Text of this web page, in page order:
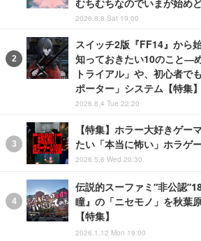
むちむちなのでいまが始め
2026.8.8 Sat 19:00
スイッチ2版『FF14』から
知っておきたい10のこと―
トライアル」や、初心者で
ポーター」システム【特集】
2026.8.4 Tue 22:20
【特集】ホラー大好きゲー
たい「本当に怖い」ホラゲ
2026.5.6 Wed 20:30
伝説的スーファミ“非公認
瞳』の「ニセモノ」を秋葉
【特集】
2026.1.12 Mon 19:00